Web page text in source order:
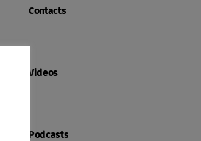
Contacts
Videos
Podcasts